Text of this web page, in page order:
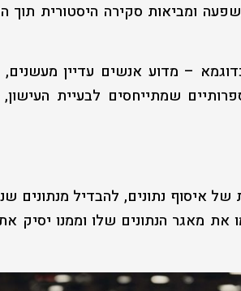
ומביאות סקירה היסטורית תוך
– מדוע אנשים עדיין מעשנים,
שמתייחסים לבעיית
איסוף נתונים, להבדיל מנתונים
מאגר הנתונים שלו וממנו יסיק את